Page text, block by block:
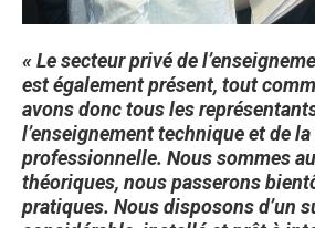
« Le secteur privé de
est également présent, tout
avons donc tous les
l’enseignement technique et de
professionnelle. Nous sommes
théoriques, nous passerons
pratiques. Nous disposons d’un